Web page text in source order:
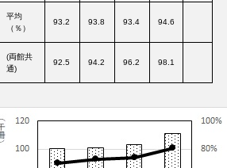
平均
（％）
93.2 93.8 93.4 94.6
(両館共
通)
92.5 94.2 96.2 98.1